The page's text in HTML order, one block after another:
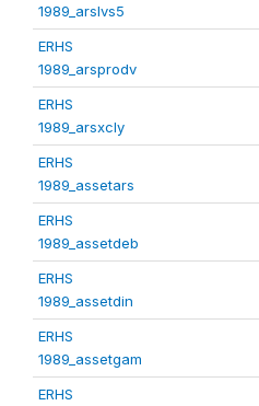
1989_arslvs5
ERHS
1989_arsprodv
ERHS
1989_arsxcly
ERHS
1989_assetars
ERHS
1989_assetdeb
ERHS
1989_assetdin
ERHS
1989_assetgam
ERHS